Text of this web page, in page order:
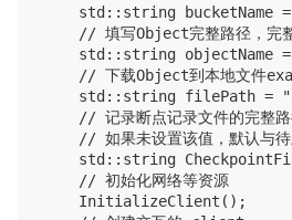
std::string bucketName
// 填写Object完整路径，
std::string objectName
// 下载Object到本地文件
std::string filePath =
// 记录断点记录文件的完整
// 如果未设置该值，默认与待
std::string
    // 初始化网络等资源
    InitializeClient();